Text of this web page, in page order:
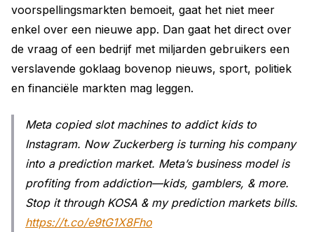
voorspellingsmarkten bemoeit, gaat het niet meer
enkel over een nieuwe app. Dan gaat het direct over
de vraag of een bedrijf met miljarden gebruikers een
verslavende goklaag bovenop nieuws, sport, politiek
en financiële markten mag leggen.
Meta copied slot machines to addict kids to
Instagram. Now Zuckerberg is turning his company
into a prediction market. Meta’s business model is
profiting from addiction—kids, gamblers, & more.
Stop it through KOSA & my prediction markets bills.
https://t.co/e9tG1X8Fho